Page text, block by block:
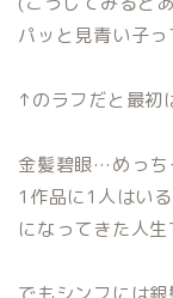
パッと見青い子
↑のラフだと最初
金髪碧眼…めっ
1作品に1人はい
になってきた人